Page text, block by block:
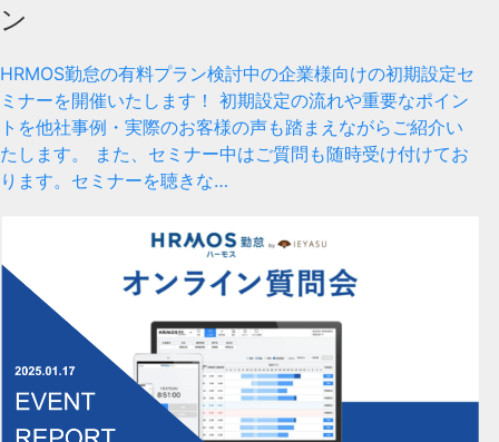
ン
HRMOS勤怠の有料プラン検討中の企業様向けの初期設定セ
ミナーを開催いたします！ 初期設定の流れや重要なポイン
トを他社事例・実際のお客様の声も踏まえながらご紹介い
たします。 また、セミナー中はご質問も随時受け付けてお
ります。セミナーを聴きな…